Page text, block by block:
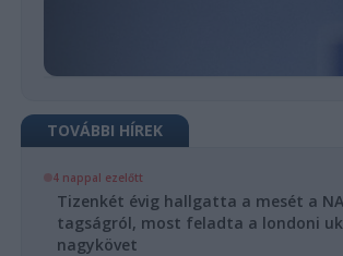
TOVÁBBI HÍREK
4 nappal ezelőtt
Tizenkét évig hallgatta a mesét a
tagságról, most feladta a londoni
nagykövet